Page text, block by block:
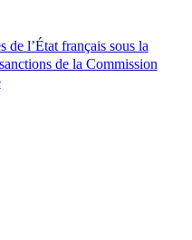
de l’État français sous la
de la Commission